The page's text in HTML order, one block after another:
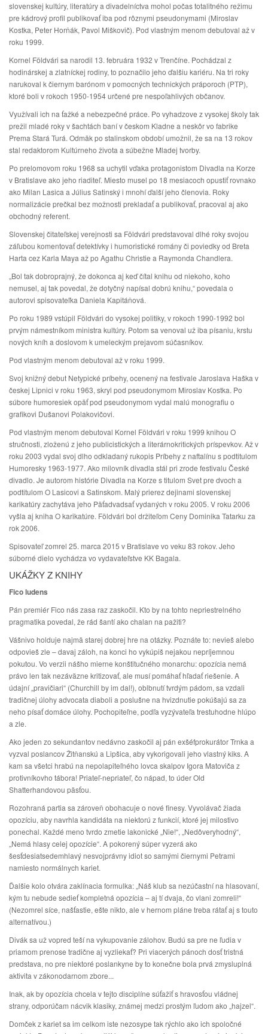
slovenskej kultúry, literatúry a divadelníctva mohol počas totalitného režimu
pre kádrový profil publikovať iba pod rôznymi pseudonymami (Miroslav
Kostka, Peter Horňák, Pavol Miškovič). Pod vlastným menom debutoval až v
roku 1999.
Kornel Földvári sa narodil 13. februára 1932 v Trenčíne. Pochádzal z
hodinárskej a zlatníckej rodiny, to poznačilo jeho ďalšiu kariéru. Na tri roky
narukoval k čiernym barónom v pomocných technických práporoch (PTP),
ktoré boli v rokoch 1950-1954 určené pre nespoľahlivých občanov.
Využívali ich na ťažké a nebezpečné práce. Po vyhadzove z vysokej školy tak
prežil mladé roky v šachtách baní v českom Kladne a neskôr vo fabrike
Prema Stará Turá. Odmäk po stalinskom období umožnil, že sa na 13 rokov
stal redaktorom Kultúrneho života a súbežne Mladej tvorby.
Po prelomovom roku 1968 sa uchytil vďaka protagonistom Divadla na Korze
v Bratislave ako jeho riaditeľ. Miesto musel po 18 mesiacoch opustiť rovnako
ako Milan Lasica a Július Satinský i mnohí ďalší jeho členovia. Roky
normalizácie prečkal bez možnosti prekladať a publikovať, pracoval aj ako
obchodný referent.
Slovenskej čitateľskej verejnosti sa Földvári predstavoval dlhé roky svojou
záľubou komentovať detektívky i humoristické romány či poviedky od Breta
Harta cez Karla Maya až po Agathu Christie a Raymonda Chandlera.
„Bol tak dobroprajný, že dokonca aj keď čítal knihu od niekoho, koho
nemusel, aj tak povedal, že dotyčný napísal dobrú knihu,“ povedala o
autorovi spisovateľka Daniela Kapitáňová.
Po roku 1989 vstúpil Földvári do vysokej politiky, v rokoch 1990-1992 bol
prvým námestníkom ministra kultúry. Potom sa venoval už iba písaniu, krstu
nových kníh a doslovom k umeleckým prejavom súčasníkov.
Pod vlastným menom debutoval až v roku 1999.
Svoj knižný debut Netypické príbehy, ocenený na festivale Jaroslava Haška v
českej Lipnici v roku 1963, skryl pod pseudonymom Miroslav Kostka. Po
súbore humoresiek opäť pod pseudonymom vydal malú monografiu o
grafikovi Dušanovi Polakovičovi.
Pod vlastným menom debutoval Kornel Földvári v roku 1999 knihou O
stručnosti, zloženú z jeho publicistických a literárnokritických príspevkov. Až v
roku 2003 vydal svoj dlho odkladaný rukopis Príbehy z naftalínu s podtitulom
Humoresky 1963-1977. Ako milovník divadla stál pri zrode festivalu České
divadlo. Je autorom histórie Divadla na Korze s titulom Svet pre dvoch a
podtitulom O Lasicovi a Satinskom. Malý prierez dejinami slovenskej
karikatúry zachytáva jeho Päťadvadsať vydaných v roku 2005. V roku 2006
vyšla aj kniha O karikatúre. Földvári bol držiteľom Ceny Dominika Tatarku za
rok 2006.
Spisovateľ zomrel 25. marca 2015 v Bratislave vo veku 83 rokov. Jeho
súborné dielo vychádza vo vydavateľstve KK Bagala.
UKÁŽKY Z KNIHY
Fico ludens
Pán premiér Fico nás zasa raz zaskočil. Kto by na tohto nepriestrelného
pragmatika povedal, že rád šantí ako chalan na pažiti?
Vášnivo holduje najmä starej dobrej hre na otázky. Poznáte to: nevieš alebo
odpovieš zle – davaj záloh, na konci ho vykúpiš nejakou nepríjemnou
pokutou. Vo verzii nášho mierne konštitučného monarchu: opozícia nemá
právo len tak nezáväzne kritizovať, ale musí pomáhať hľadať riešenie. A
údajní „pravičiari“ (Churchill by im dal!), oblbnutí tvrdým pádom, sa vzdali
tradičnej úlohy advocata diaboli a poslušne na hvizdnutie pokúšajú sa za
neho písať domáce úlohy. Pochopiteľne, podľa vyzývateľa trestuhodne hlúpo
a zle.
Ako jeden zo sekundantov nedávno zaskočil aj pán exšéfprokurátor Trnka a
vyzval poslancov Žitňanskú a Lipšica, aby vykorigovali jeho vlastný kiks. A
kam sa všetci hrabú na nepolapiteľného lovca skalpov Igora Matoviča z
protivníkovho tábora! Priateľ-nepriateľ, čo nápad, to úder Old
Shatterhandovou päsťou.
Rozohraná partia sa zároveň obohacuje o nové finesy. Vyvolávač žiada
opozíciu, aby navrhla kandidáta na niektorú z funkcií, ktoré jej milostivo
ponechal. Každé meno tvrdo zmetie lakonické „Nie!“, „Nedôveryhodný“,
„Nemá hlasy celej opozície“. A pokorený súper vyzerá ako
šesťdesiatsedemhlavý nesvojprávny idiot so samými čiernymi Petrami
namiesto normálnych kariet.
Ďalšie kolo otvára zaklínacia formulka: „Náš klub sa nezúčastní na hlasovaní,
kým tu nebude sedieť kompletná opozícia – aj tí dvaja, čo vlani zomreli!“
(Nezomrel síce, našťastie, ešte nikto, ale v hernom pláne treba rátať aj s touto
alternatívou.)
Divák sa už vopred teší na vykupovanie zálohov. Budú sa pre ne ľudia v
priamom prenose tradične aj vyzliekať? Pri viacerých pánoch dosť tristná
predstava, no pre niektoré poslankyne by to konečne bola prvá zmysluplná
aktivita v zákonodarnom zbore...
Inak, ak by opozícia chcela v tejto disciplíne súťažiť s hravosťou vládnej
strany, odporúčam nácvik klasiky, známej medzi prostým ľudom ako „hajzel“.
Domček z kariet sa im celkom iste nezosype tak rýchlo ako ich spoločné